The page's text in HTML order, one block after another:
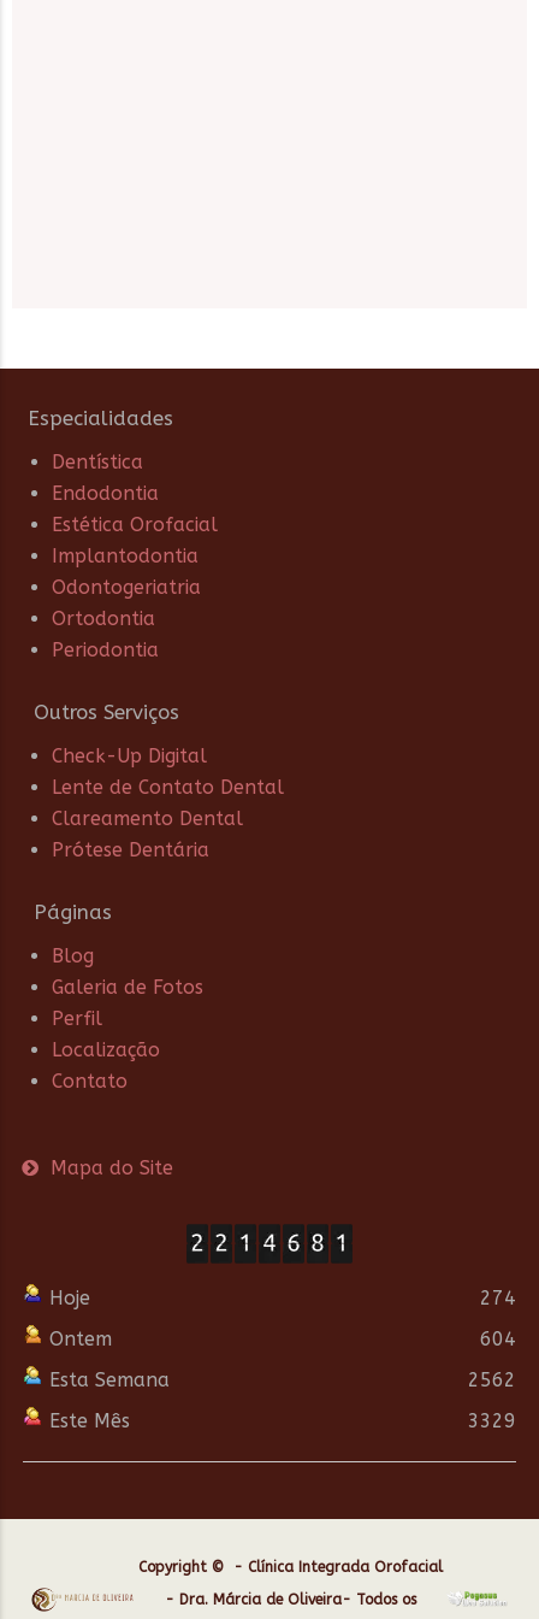
Especialidades
Dentística
Endodontia
Estética Orofacial
Implantodontia
Odontogeriatria
Ortodontia
Periodontia
Outros Serviços
Check-Up Digital
Lente de Contato Dental
Clareamento Dental
Prótese Dentária
Páginas
Blog
Galeria de Fotos
Perfil
Localização
Contato
Mapa do Site
Hoje
274
Ontem
604
Esta Semana
2562
Este Mês
3329
Copyright © - Clínica Integrada Orofacial
- Dra. Márcia de Oliveira- Todos os